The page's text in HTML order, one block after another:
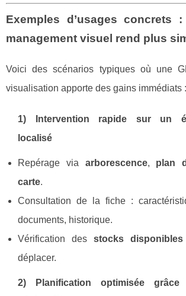
Exemples d’usages concrets
management visuel rend plus
Voici des scénarios typiques où une
visualisation apporte des gains immédiats :
1) Intervention rapide sur un
localisé
Repérage via arborescence, plan
carte.
Consultation de la fiche :
documents, historique.
Vérification des stocks disponibles
déplacer.
2) Planification optimisée